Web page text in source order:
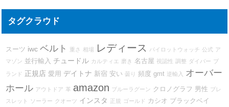
タグクラウド
スーツ iwc ベルト 重さ 相場 レディース パイロットウォッチ 公式 ア
マゾン 並行輸入 チュードル カルティエ 磨き 名古屋 視認性 調整 ダイバー ブ
ランド 正規店 愛用 デイトナ 新宿 安い 曇り 頻度 gmt 逆輸入 オーバー
ホール アウトドア 革 amazon ブルーラグーン クロノグラフ 男性 ブレ
スレット
ソーラー クオーツ インスタ 正規 ゴールド カシオ ブラックベイ